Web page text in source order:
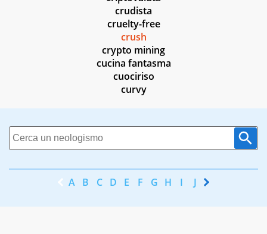
crudista
cruelty-free
crush
crypto mining
cucina fantasma
cuociriso
curvy
A B C D E F G H I J K